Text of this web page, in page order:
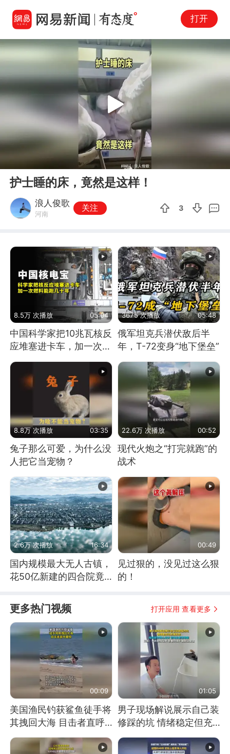
打开
00:00
Play
护士睡的床，竟然是这样！
浪人俊歌
河南
关注 3
8.5万 次播放 05:04
中国科学家把10兆瓦核反
应堆塞进卡车，加一次燃
料能跑几十年
3675 次播放 05:48
俄军坦克兵潜伏敌后半
年，T-72变身“地下堡垒”
8.8万 次播放 03:35
兔子那么可爱，为什么没
人把它当宠物？
22.6万 次播放 00:52
现代火炮之“打完就跑”的
战术
2.6万 次播放 16:34
国内规模最大无人古镇，
花50亿新建的四合院竟
00:49
见过狠的，没见过这么狠
的！
更多热门视频 打开应用 查看更多
00:09
美国渔民钓获鲨鱼徒手将
其拽回大海 目击者直呼
震惊 （视频来源：参考
消息）
01:05
男子现场解说展示自己装
修踩的坑 情绪稳定但充
满无奈 每处都有精心设
计 但每处都有瑕疵 网